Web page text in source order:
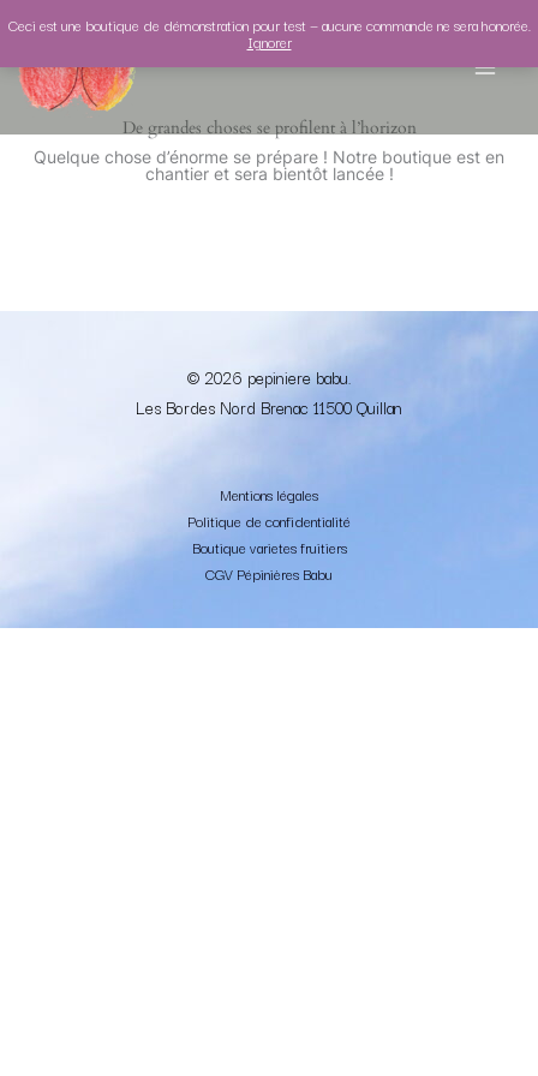
Ceci est une boutique de démonstration pour test — aucune commande ne sera honorée.
Ignorer
au
De grandes choses se profilent à l’horizon
Quelque chose d’énorme se prépare ! Notre boutique est en
chantier et sera bientôt lancée !
© 2026 pepiniere babu.
Les Bordes Nord Brenac 11500 Quillan
Mentions légales
Politique de confidentialité
Boutique varietes fruitiers
CGV Pépinières Babu